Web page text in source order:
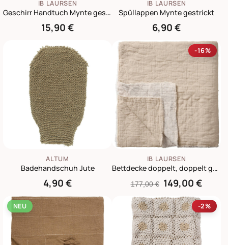
IB LAURSEN
Geschirr Handtuch Mynte gestrickt
15,90 €
IB LAURSEN
Spüllappen Mynte gestrickt
6,90 €
ALTUM
Badehandschuh Jute
4,90 €
-16%
IB LAURSEN
Bettdecke doppelt, doppelt gewebt Karo-Stickerei
177,00 € 149,00 €
NEU -2%